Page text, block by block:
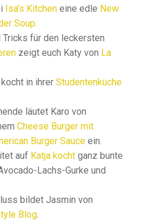
Isa’s Kitchen eine edle New
Soup.
Tricks für den leckersten
zeigt euch Katy von La
kocht in ihrer Studentenküche
läutet Karo von
Cheese Burger mit
Burger Sauceein.
auf Katja kochtganz bunte
Lachs-Gurke und
bildet Jasmin von
Blog.